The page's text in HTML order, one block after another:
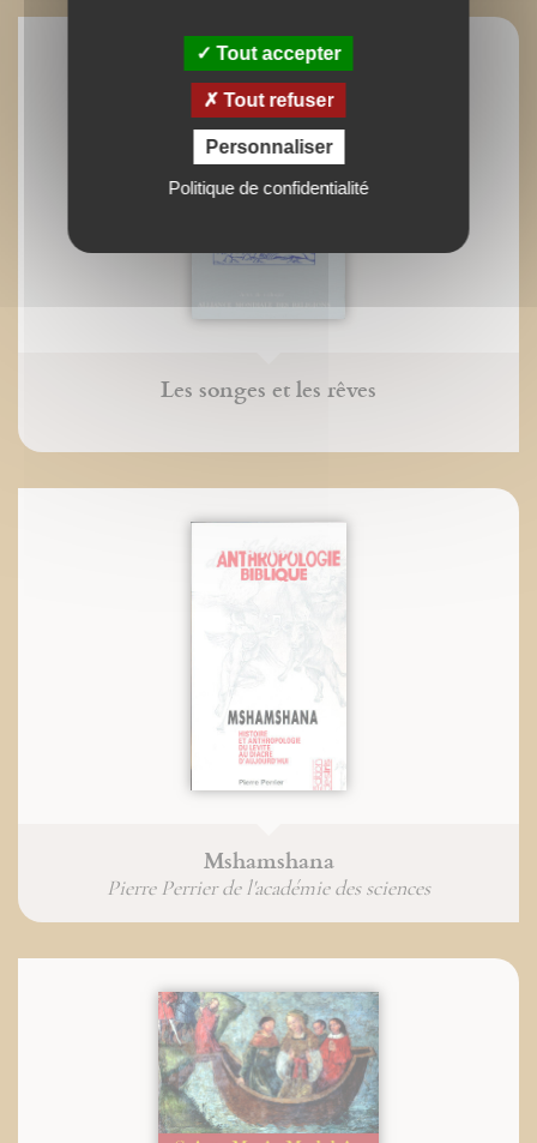
Les songes et les rêves
Mshamshana
Pierre Perrier de l'académie des sciences
Tout accepter
Tout refuser
Personnaliser
Politique de confidentialité